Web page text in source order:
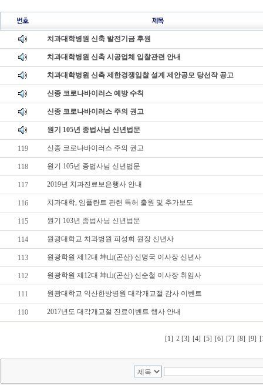
치과대학병원 신축 발전기금 후원
치과대학병원 신축 시공업체 입찰관련 안내
치과대학병원 신축 제한경쟁입찰 설계 제안공모 당선작 공고
신종 코로나바이러스 예방 수칙
신종 코로나바이러스 주의 권고
원기 105년 종법사님 신년법문
119 신종 코로나바이러스 주의 권고
118 원기 105년 종법사님 신년법문
117 2019년 치과진료보은행사 안내
116 치과대학, 임플란트 관련 특허 출원 및 추가보도
115 원기 103년 종법사님 신년법문
114 원광대학교 치과병원 피성희 원장 신년사
113 원광학원 제12대 坤山(곤산) 신명국 이사장 신년사
112 원광학원 제12대 坤山(곤산) 신순철 이사장 취임사
111 원광대학교 익산한방병원 대각개교절 감사 이벤트
110 2017년도 대각개교절 진료이벤트 행사 안내
[1] 2 [3] [4] [5] [6] [7] [8] [9]